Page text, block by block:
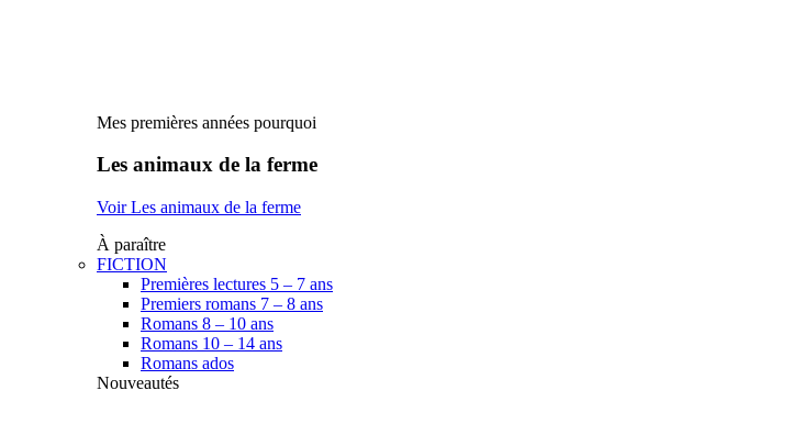
Mes premières années pourquoi
Les animaux de la ferme
Voir Les animaux de la ferme
À paraître
FICTION
Premières lectures 5 – 7 ans
Premiers romans 7 – 8 ans
Romans 8 – 10 ans
Romans 10 – 14 ans
Romans ados
Nouveautés